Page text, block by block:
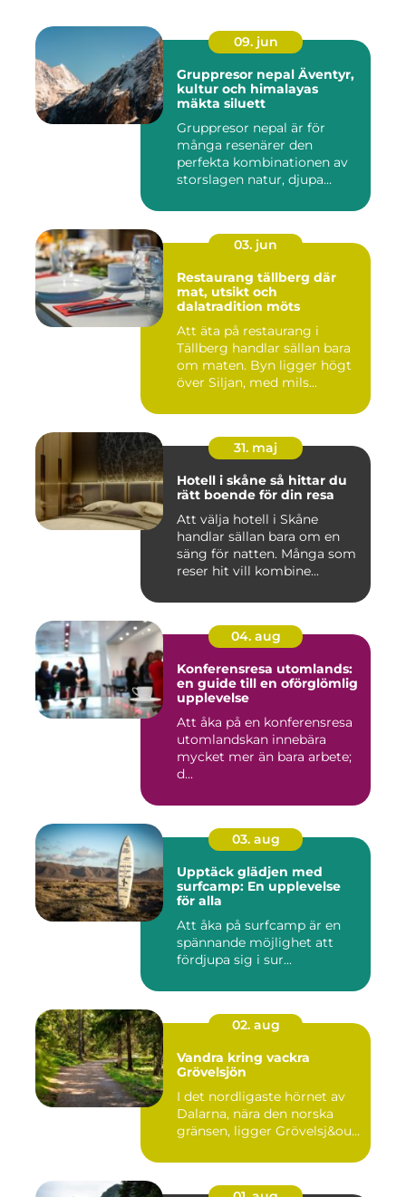
09. jun
Gruppresor nepal Äventyr,
kultur och himalayas
mäkta siluett
Gruppresor nepal är för
många resenärer den
perfekta kombinationen av
storslagen natur, djupa
03. jun
Restaurang tällberg där
mat, utsikt och
dalatradition möts
Att äta på restaurang i
Tällberg handlar sällan bara
om maten. Byn ligger högt
över Siljan, med mils...
31. maj
Hotell i skåne så hittar du
rätt boende för din resa
Att välja hotell i Skåne
handlar sällan bara om en
säng för natten. Många som
reser hit vill kombine...
04. aug
Konferensresa utomlands:
en guide till en oförglömlig
upplevelse
Att åka på en konferensresa
utomlandskan innebära
mycket mer än bara arbete;
d...
03. aug
Upptäck glädjen med
surfcamp: En upplevelse
för alla
Att åka på surfcamp är en
spännande möjlighet att
fördjupa sig i sur...
02. aug
Vandra kring vackra
Grövelsjön
I det nordligaste hörnet av
Dalarna, nära den norska
gränsen, ligger Grövelsj&ou...